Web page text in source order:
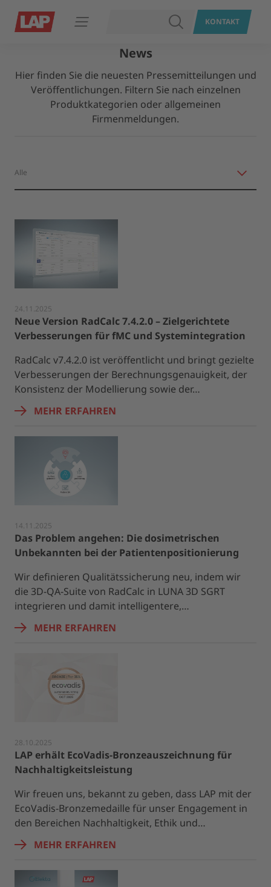
Navigation öffnen SUCHENKONTAKT
News
Hier finden Sie die neuesten Pressemitteilungen und
Veröffentlichungen. Filtern Sie nach einzelnen
Produktkategorien oder allgemeinen
Firmenmeldungen.
24.11.2025
Neue Version RadCalc 7.4.2.0 – Zielgerichtete
Verbesserungen für fMC und Systemintegration
RadCalc v7.4.2.0 ist veröffentlicht und bringt gezielte
Verbesserungen der Berechnungsgenauigkeit, der
Konsistenz der Modellierung sowie der…
MEHR ERFAHREN
14.11.2025
Das Problem angehen: Die dosimetrischen
Unbekannten bei der Patientenpositionierung
Wir definieren Qualitätssicherung neu, indem wir
die 3D-QA-Suite von RadCalc in LUNA 3D SGRT
integrieren und damit intelligentere,…
MEHR ERFAHREN
28.10.2025
LAP erhält EcoVadis-Bronzeauszeichnung für
Nachhaltigkeitsleistung
Wir freuen uns, bekannt zu geben, dass LAP mit der
EcoVadis-Bronzemedaille für unser Engagement in
den Bereichen Nachhaltigkeit, Ethik und…
MEHR ERFAHREN